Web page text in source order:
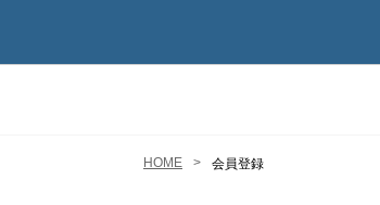
HOME 会員登録